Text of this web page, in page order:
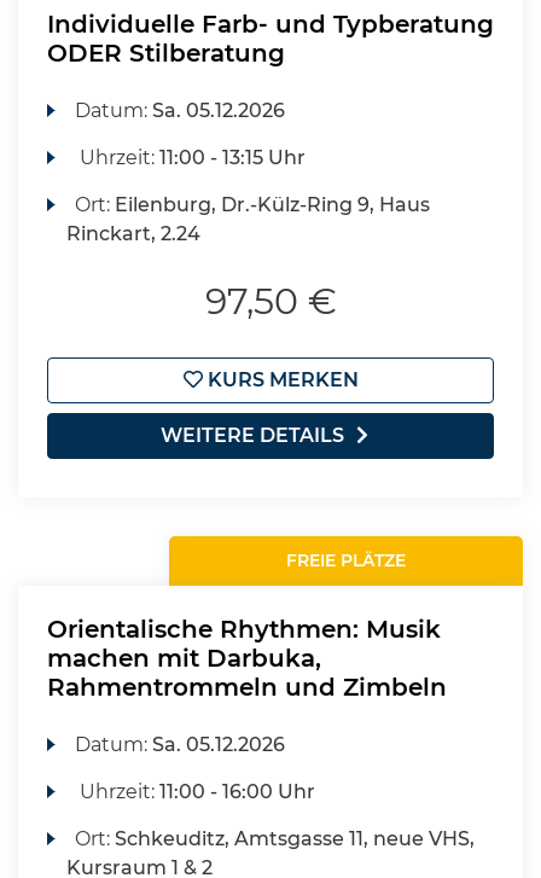
Individuelle Farb- und Typberatung
ODER Stilberatung
Datum:Sa. 05.12.2026
Uhrzeit:11:00 - 13:15 Uhr
Ort: Eilenburg, Dr.-Külz-Ring 9, Haus
Rinckart, 2.24
97,50 €
KURS MERKEN
WEITERE DETAILS
FREIE PLÄTZE
Orientalische Rhythmen: Musik
machen mit Darbuka,
Rahmentrommeln und Zimbeln
Datum:Sa. 05.12.2026
Uhrzeit:11:00 - 16:00 Uhr
Ort:Schkeuditz, Amtsgasse 11, neue VHS,
Kursraum 1 & 2